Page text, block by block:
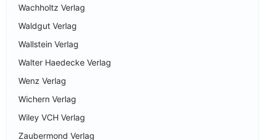
Wachholtz Verlag
Waldgut Verlag
Wallstein Verlag
Walter Haedecke Verlag
Wenz Verlag
Wichern Verlag
Wiley VCH Verlag
Zaubermond Verlag